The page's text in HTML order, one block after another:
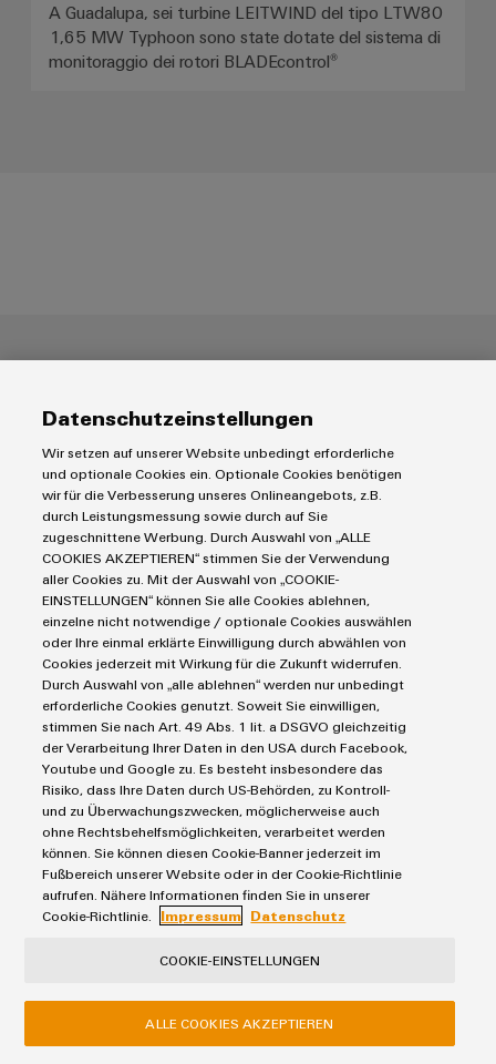
A Guadalupa, sei turbine LEITWIND del tipo LTW80
1,65 MW Typhoon sono state dotate del sistema di
monitoraggio dei rotori BLADEcontrol®
valutazione d'oro da EcoVadis
Weidmüller è stata premiata con la medaglia d'oro EcoVadis
per il suo impegno nella sostenibilità. Il rating delle correnti
colloca Weidmüller tra i primi 3% delle aziende del settore, la
produzione di componenti e circuiti stampati elettronici,
valutate da EcoVadis.
ULTERIORI INFORMAZIONI
Datenschutzeinstellungen
Wir setzen auf unserer Website unbedingt erforderliche
und optionale Cookies ein. Optionale Cookies benötigen
wir für die Verbesserung unseres Onlineangebots, z.B.
durch Leistungsmessung sowie durch auf Sie
zugeschnittene Werbung. Durch Auswahl von „ALLE
COOKIES AKZEPTIEREN“ stimmen Sie der Verwendung
aller Cookies zu. Mit der Auswahl von „COOKIE-
EINSTELLUNGEN“ können Sie alle Cookies ablehnen,
einzelne nicht notwendige / optionale Cookies auswählen
oder Ihre einmal erklärte Einwilligung durch abwählen von
Cookies jederzeit mit Wirkung für die Zukunft widerrufen.
Durch Auswahl von „alle ablehnen“ werden nur unbedingt
erforderliche Cookies genutzt. Soweit Sie einwilligen,
stimmen Sie nach Art. 49 Abs. 1 lit. a DSGVO gleichzeitig
der Verarbeitung Ihrer Daten in den USA durch Facebook,
Youtube und Google zu. Es besteht insbesondere das
Risiko, dass Ihre Daten durch US-Behörden, zu Kontroll-
und zu Überwachungszwecken, möglicherweise auch
ohne Rechtsbehelfsmöglichkeiten, verarbeitet werden
können. Sie können diesen Cookie-Banner jederzeit im
Fußbereich unserer Website oder in der Cookie-Richtlinie
aufrufen. Nähere Informationen finden Sie in unserer
Cookie-Richtlinie.
Impressum Datenschutz
COOKIE-EINSTELLUNGEN
ALLE COOKIES AKZEPTIEREN